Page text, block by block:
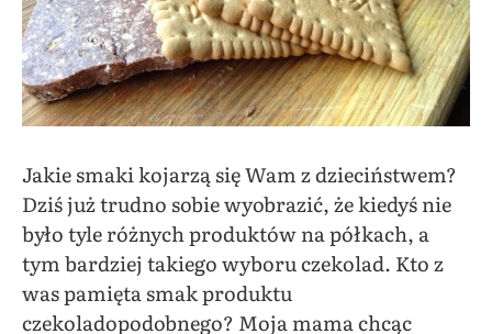
Jakie smaki kojarzą się Wam z dzieciństwem?
Dziś już trudno sobie wyobrazić, że kiedyś nie
było tyle różnych produktów na półkach, a
tym bardziej takiego wyboru czekolad. Kto z
was pamięta smak produktu
czekoladopodobnego? Moja mama chcąc